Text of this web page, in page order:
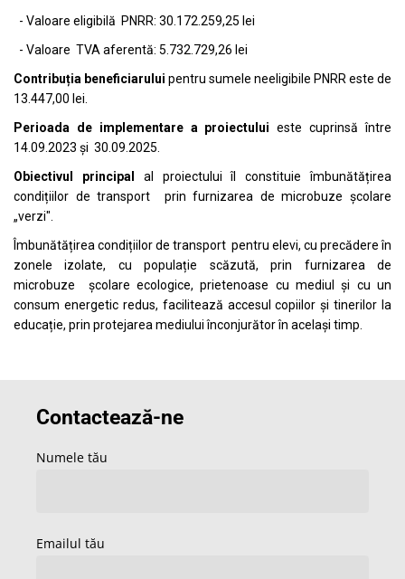
- Valoare eligibilă PNRR: 30.172.259,25 lei
- Valoare TVA aferentă: 5.732.729,26 lei
Contribuția beneficiarului pentru sumele neeligibile PNRR este de
13.447,00 lei.
Perioada de implementare a proiectuluieste cuprinsă între
14.09.2023 și 30.09.2025.
Obiectivul principal al proiectului îl constituie îmbunătățirea
condițiilor de transport prin furnizarea de microbuze școlare
„verzi".
Îmbunătățirea condițiilor de transport pentru elevi, cu precădere în
zonele izolate, cu populație scăzută, prin furnizarea de
microbuze școlare ecologice, prietenoase cu mediul și cu un
consum energetic redus, facilitează accesul copiilor și tinerilor la
educație, prin protejarea mediului înconjurător în același timp.